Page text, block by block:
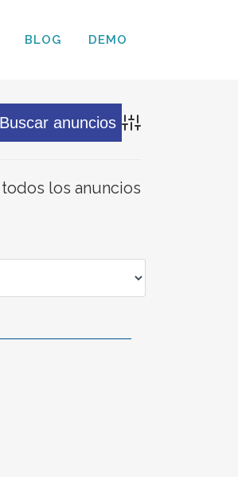
BLOG DEMO
Búsqueda
los anuncios